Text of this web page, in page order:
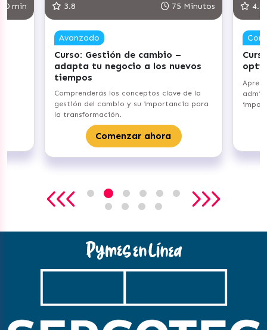
75 Minutos 90 Minutos
Competente
Curso: Gestiona tu Inventario –
optimiza tus procesos
Aprenderás los fundamentos de
administración de inventarios y su
importancia para tu emprendimiento.
Comenzar ahora